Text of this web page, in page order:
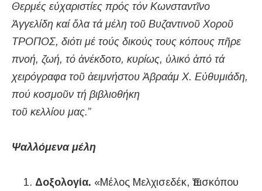
Θερμές εὐχαριστίες πρός τόν Κωνσταντῖνο
Ἀγγελίδη καί ὅλα τά μέλη τοῦ Βυζαντινοῦ Χοροῦ
ΤΡΟΠΟΣ, διότι μέ τούς δικούς τους κό­πους πῆρε
πνοή, ζωή, τό ἀνέκδοτο, κυρίως, ὑλικό ἀπό τά
χειρόγραφα τοῦ ἀειμνήστου Ἀβραάμ Χ. Εὐθυμιάδη,
πού κοσμοῦν τή βιβλιοθήκη
τοῦ κελλίου μας.”
Ψαλλόμενα μέλη
Δοξολογία. «Μέλος Μελχισεδέκ, Ἐπισκόπου